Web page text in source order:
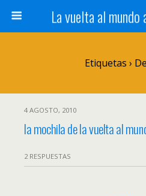
La vuelta al
Etiquetas ›
4 AGOSTO, 2010
la mochila de la vuelta al
2 RESPUESTAS